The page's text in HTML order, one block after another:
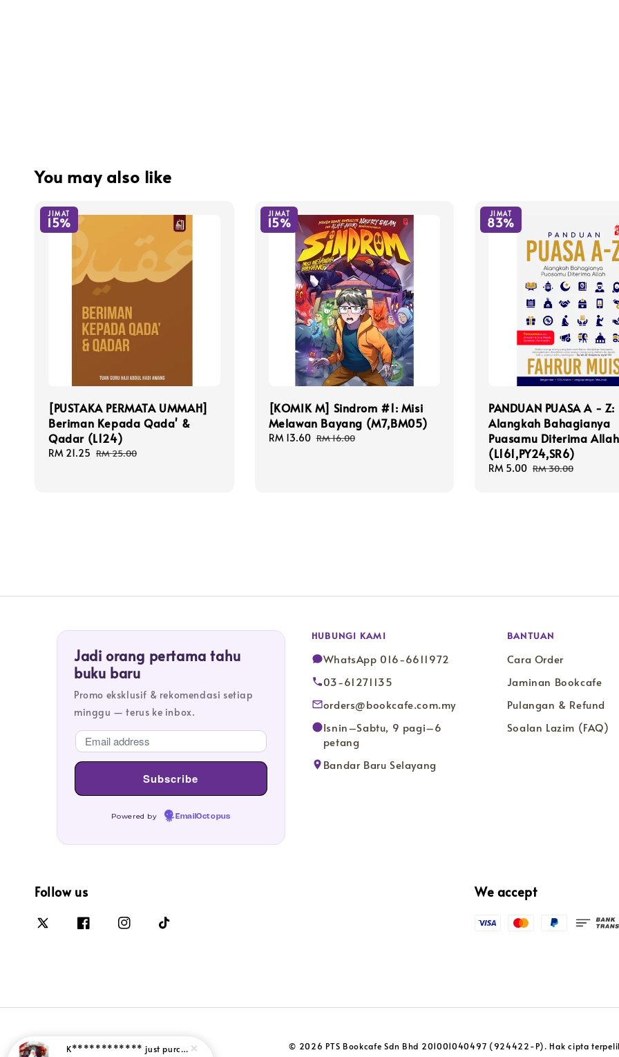
You may also like
JIMAT
15%
[PUSTAKA PERMATA UMMAH]
Beriman Kepada Qada' &
Qadar (L124)
Sale
RM 21.25 Regular
RM 25.00
JIMAT
15%
[KOMIK M] Sindrom #1: Misi
Melawan Bayang (M7,BM05)
Sale
RM 13.60 Regular
RM 16.00
JIMAT
83%
PANDUAN PUASA A - Z:
Alangkah Bahagianya
Puasamu Diterima Allah
(L161,PY24,SR6)
Sale
RM 5.00 Regular
RM 30.00
Jadi orang pertama tahu
buku baru
Promo eksklusif & rekomendasi setiap
minggu — terus ke inbox.
Powered by EmailOctopus
HUBUNGI KAMI
WhatsApp 016-6611972
03-61271135
orders@bookcafe.com.my
Isnin–Sabtu, 9 pagi–6
petang
Bandar Baru Selayang
BANTUAN
Cara Order
Jaminan Bookcafe
Pulangan & Refund
Soalan Lazim (FAQ)
Follow us We accept
© 2026 PTS Bookcafe Sdn Bhd 201001040497 (924422-P). Hak cipta
K************ just purchased